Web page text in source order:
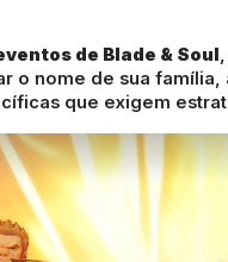
de Blade & Soul
o nome de sua
que exigem